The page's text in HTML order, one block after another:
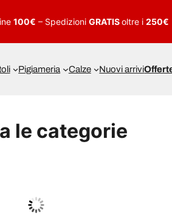
100€ – Spedizioni GRATISoltre i 250€
Pigiameria Calze Nuovi arrivi
le categorie
Guarda tutto